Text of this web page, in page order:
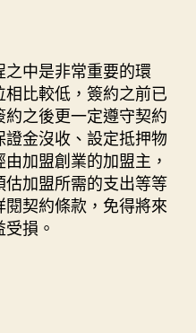
之中是非常重要的環
比較低，簽約之前已
之後更一定遵守契約
金沒收、設定抵押物
加盟創業的加盟主，
加盟所需的支出等等
契約條款，免得將來
損。